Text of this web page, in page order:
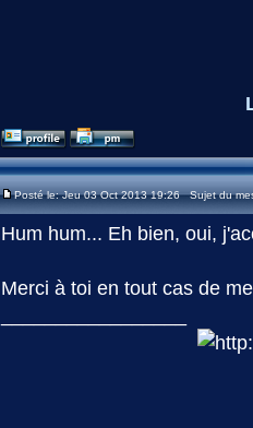
Posté le: Jeu 03 Oct 2013 19:26 Sujet du
Hum hum... Eh bien, oui,
Merci à toi en tout cas de